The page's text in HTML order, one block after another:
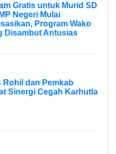
Gratis untuk Murid SD
Negeri Mulai
Program Wako
Disambut Antusias
Rohil dan Pemkab
Sinergi Cegah Karhutla